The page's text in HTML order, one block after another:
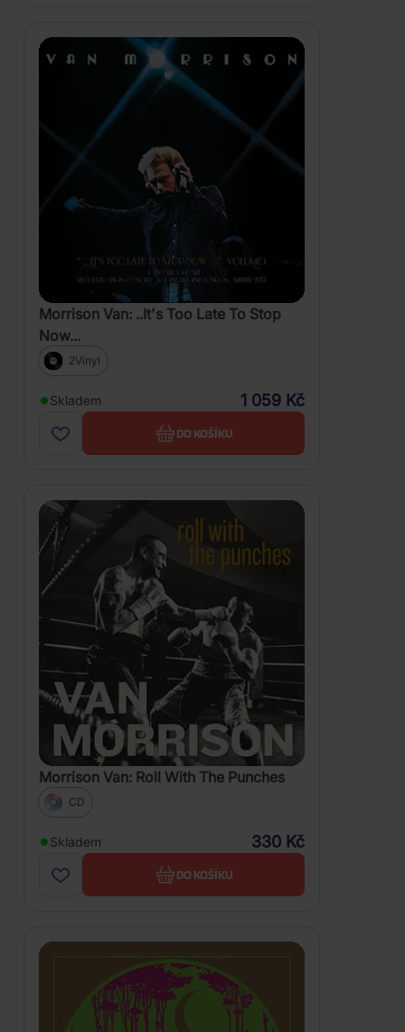
Morrison Van: ..It's Too Late To Stop
Now...
2Vinyl
Skladem 1 059 Kč
DO KOŠÍKU
Morrison Van: Roll With The Punches
CD
Skladem 330 Kč
DO KOŠÍKU